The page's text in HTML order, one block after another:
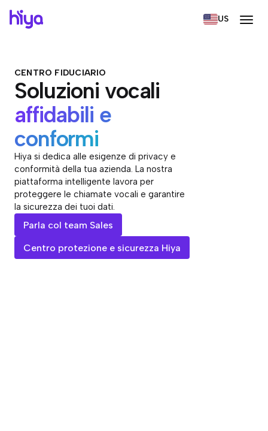
US
CENTRO FIDUCIARIO
Soluzioni vocali
affidabili e
conformi
Hiya si dedica alle esigenze di privacy e
conformità della tua azienda. La nostra
piattaforma intelligente lavora per
proteggere le chiamate vocali e garantire
la sicurezza dei tuoi dati.
Parla col team Sales
Centro protezione e sicurezza Hiya